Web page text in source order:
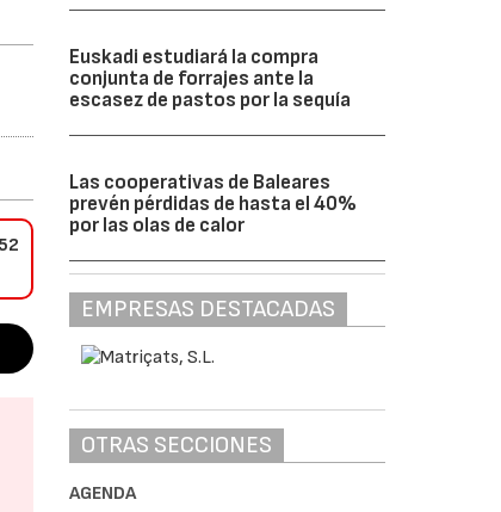
Euskadi estudiará la compra
conjunta de forrajes ante la
escasez de pastos por la sequía
Las cooperativas de Baleares
prevén pérdidas de hasta el 40%
por las olas de calor
EMPRESAS DESTACADAS
OTRAS SECCIONES
AGENDA